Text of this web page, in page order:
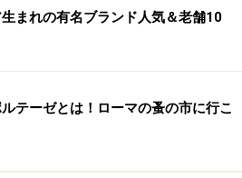
まれの有名ブランド人気＆老舗10
テーゼとは！ローマの蚤の市に行こ